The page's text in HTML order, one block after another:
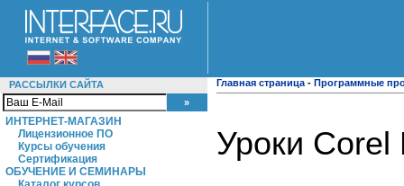
РАССЫЛКИ САЙТА
ИНТЕРНЕТ-МАГАЗИН
Лицензионное ПО
Курсы обучения
Сертификация
ОБУЧЕНИЕ И СЕМИНАРЫ
Главная страница - Программные
Уроки